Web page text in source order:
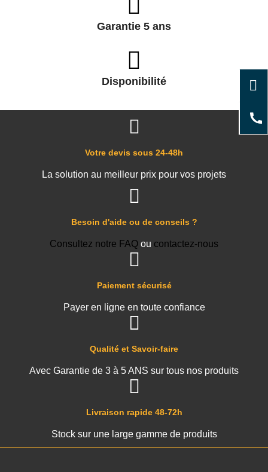
Garantie 5 ans
Disponibilité
Livraison rapide 48-72h
Stock sur une large gamme de produits
Qualité et Savoir-faire
Avec Garantie de 3 à 5 ANS sur tous nos produits
Paiement sécurisé
Payer en ligne en toute confiance
Besoin d'aide ou de conseils ?
Consultez notre FAQ ou contactez-nous
Votre devis sous 24-48h
La solution au meilleur prix pour vos projets